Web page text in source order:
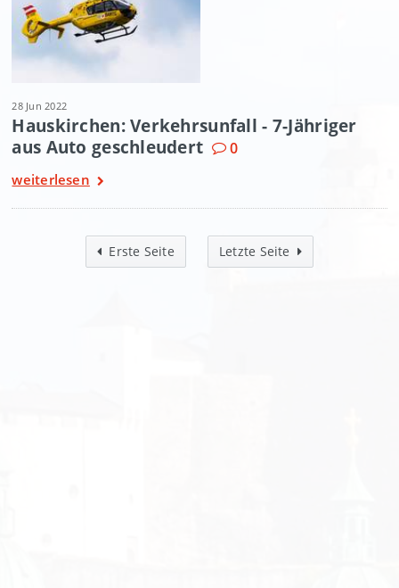
28 Jun 2022
Hauskirchen: Verkehrsunfall - 7-Jähriger
aus Auto geschleudert
0
weiterlesen
Erste Seite Letzte Seite